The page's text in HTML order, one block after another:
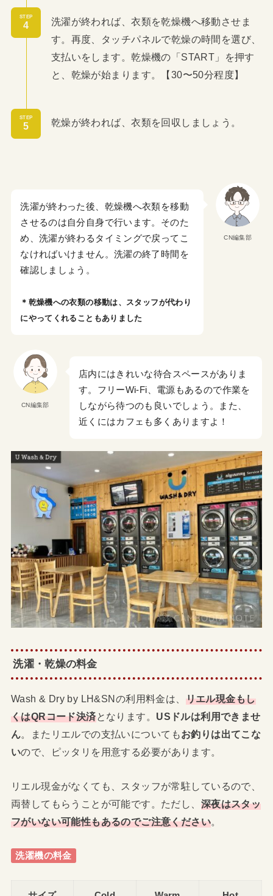
STEP
洗濯が終われば、衣類を乾燥機へ移動させま
す。再度、タッチパネルで乾燥の時間を選び、
支払いをします。乾燥機の「START」を押す
と、乾燥が始まります。【30〜50分程度】
STEP 乾燥が終われば、衣類を回収しましょう。
CN編集部
洗濯が終わった後、乾燥機へ衣類を移動
させるのは自分自身で行います。そのた
め、洗濯が終わるタイミングで戻ってこ
なければいけません。洗濯の終了時間を
確認しましょう。
＊乾燥機への衣類の移動は、スタッフが代わり
にやってくれることもありました
CN編集部
店内にはきれいな待合スペースがありま
す。フリーWi-Fi、電源もあるので作業を
しながら待つのも良いでしょう。また、
近くにはカフェも多くありますよ！
洗濯・乾燥の料金
Wash & Dry by LH&SNの利用料金は、 リエル現金もし
くはQRコード決済となります。 USドルは利用できませ
ん。またリエルでの支払いについてもお釣りは出てこな
いので、ピッタリを用意する必要があります。
リエル現金がなくても、スタッフが常駐しているので、
両替してもらうことが可能です。ただし、 深夜はスタッ
フがいない可能性もあるのでご注意ください。
洗濯機の料金